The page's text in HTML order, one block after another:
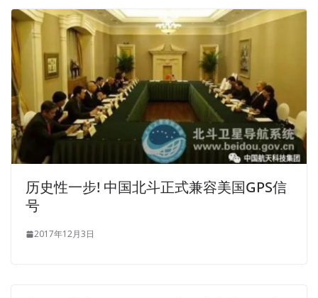
历史性一步! 中国北斗正式兼容美国GPS信
号
2017年12月3日